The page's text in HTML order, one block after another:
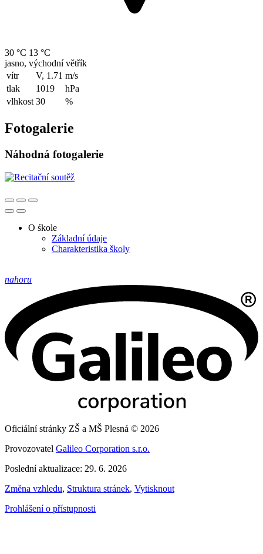
30 °C 13 °C
jasno, východní větřík
vítr
V, 1.71 m/s
tlak
1019
hPa
vlhkost 30 %
Fotogalerie
Náhodná fotogalerie
O śkole
Základní údaje
Charakteristika školy
nahoru
Oficiální stránky ZŠ a MŠ Plesná © 2026
Provozovatel Galileo Corporation s.r.o.
Poslední aktualizace: 29. 6. 2026
Změna vzhledu, Struktura stránek, Vytisknout
Prohlášení o přístupnosti